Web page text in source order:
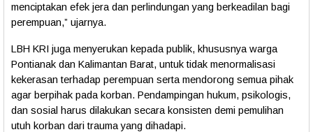
menciptakan efek jera dan perlindungan yang berkeadilan bagi
perempuan,” ujarnya.
LBH KRI juga menyerukan kepada publik, khususnya warga
Pontianak dan Kalimantan Barat, untuktidak menormalisasi
kekerasan terhadap perempuan serta mendorong semua pihak
agar berpihak pada korban. Pendampingan hukum, psikologis,
dan sosial harus dilakukan secara konsisten demi pemulihan
utuh korban dari trauma yang dihadapi.